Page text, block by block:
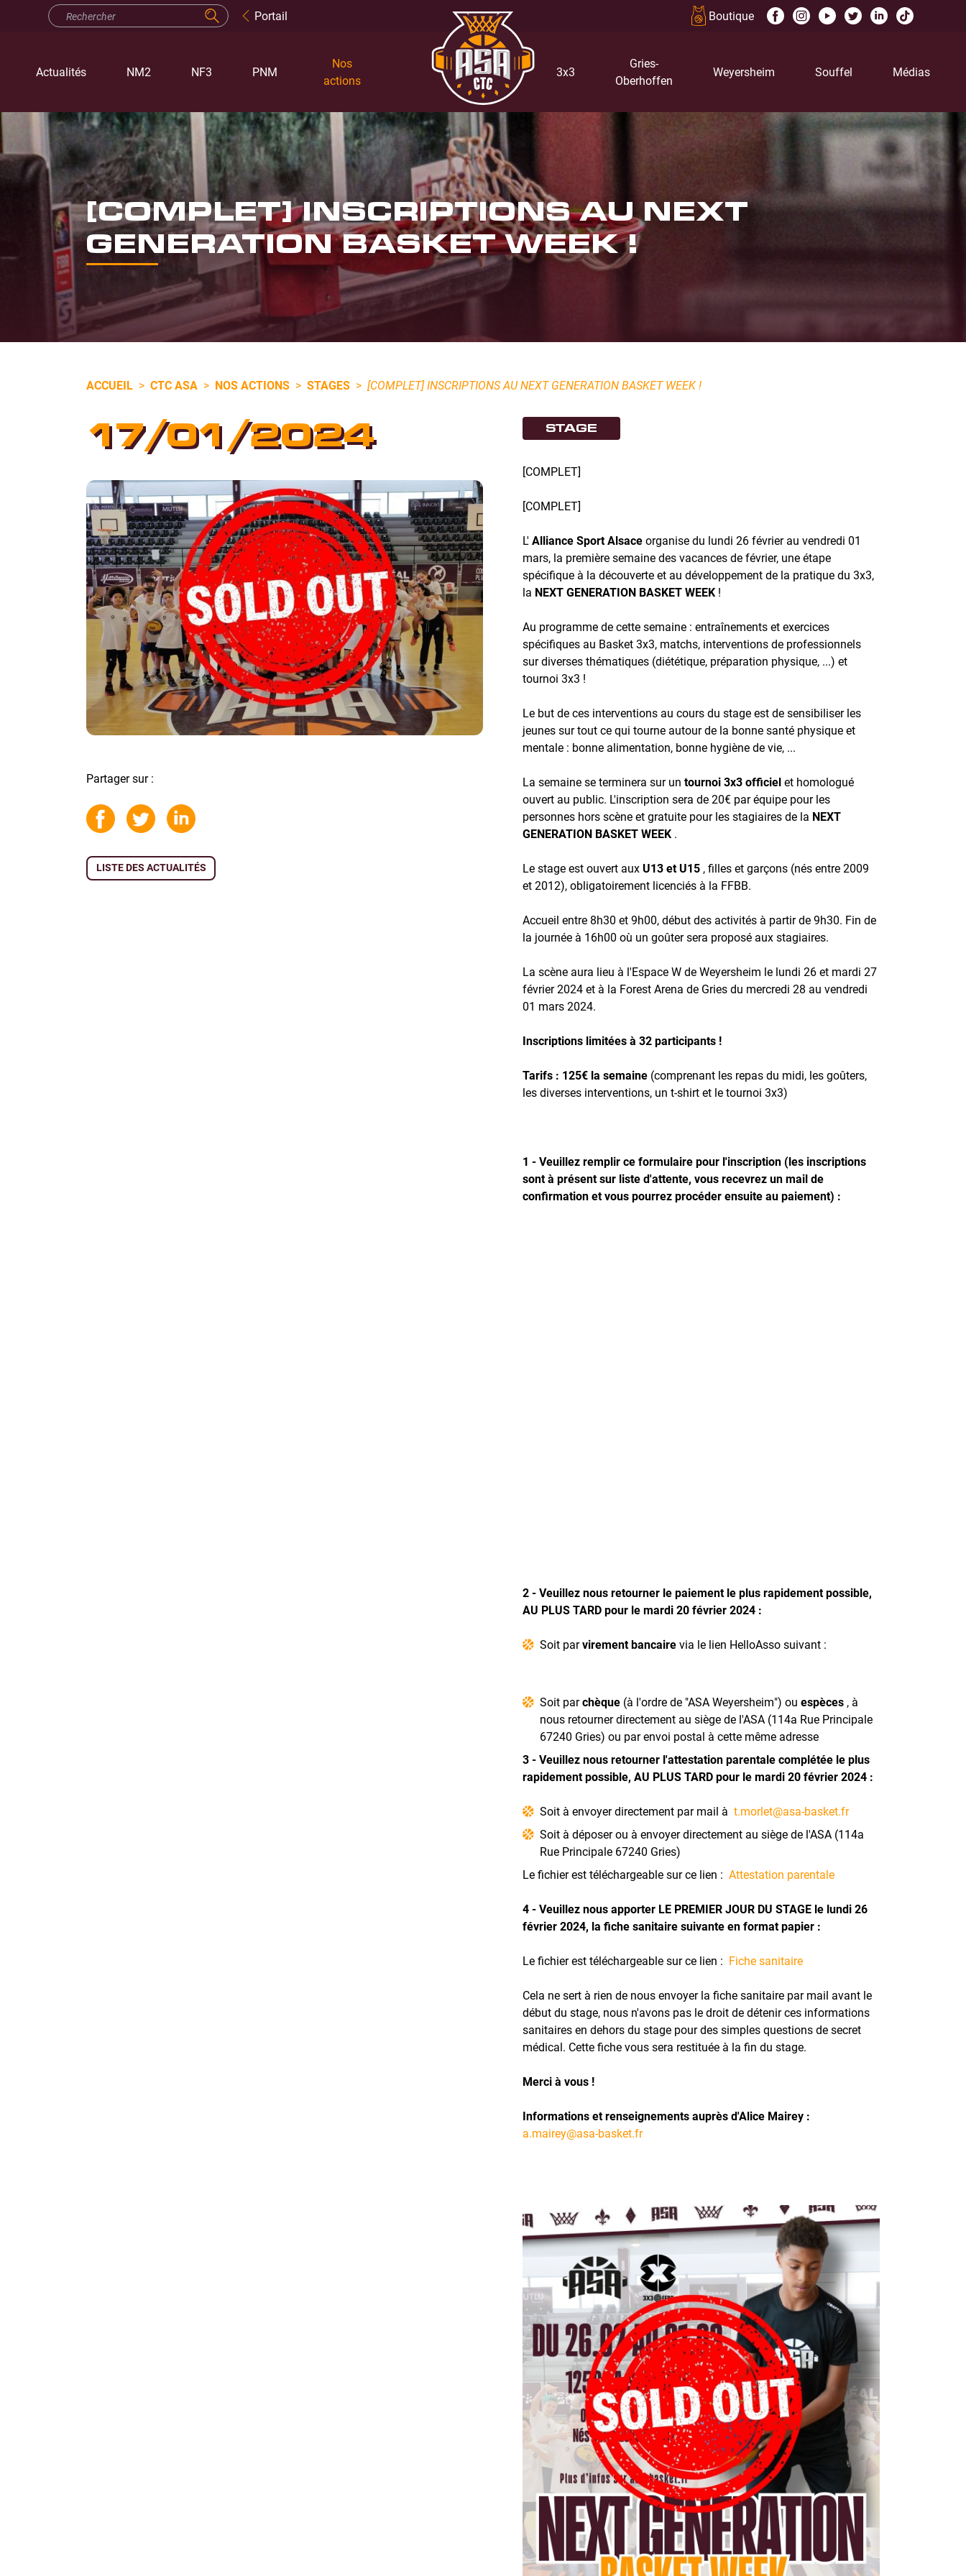
Portail Boutique
Actualités NM2 NF3 PNM
Nos
actions
3x3
Gries-
Oberhoffen
Weyersheim Souffel Médias
[COMPLET] INSCRIPTIONS AU NEXT
GENERATION BASKET WEEK !
ACCUEIL > CTC ASA > NOS ACTIONS > STAGES > [COMPLET] INSCRIPTIONS AU NEXT GENERATION BASKET WEEK !
17/01/2024
Partager sur :
LISTE DES ACTUALITÉS
STAGE
[COMPLET]
[COMPLET]
L'Alliance Sport Alsaceorganise du lundi 26 février au vendredi 01
mars, la première semaine des vacances de février, une étape
spécifique à la découverte et au développement de la pratique du 3x3,
la NEXT GENERATION BASKET WEEK !
Au programme de cette semaine : entraînements et exercices
spécifiques au Basket 3x3, matchs, interventions de professionnels
sur diverses thématiques (diététique, préparation physique, ...) et
tournoi 3x3 !
Le but de ces interventions au cours du stage est de sensibiliser les
jeunes sur tout ce qui tourne autour de la bonne santé physique et
mentale : bonne alimentation, bonne hygiène de vie, ...
La semaine se terminera sur untournoi 3x3 officielet homologué
ouvert au public. L'inscription sera de 20€ par équipe pour les
personnes hors scène et gratuite pour les stagiaires de la NEXT
GENERATION BASKET WEEK .
Le stage est ouvert auxU13 et U15 , filles et garçons (nés entre 2009
et 2012), obligatoirement licenciés à la FFBB.
Accueil entre 8h30 et 9h00, début des activités à partir de 9h30. Fin de
la journée à 16h00 où un goûter sera proposé aux stagiaires.
La scène aura lieu à l'Espace W de Weyersheim le lundi 26 et mardi 27
février 2024 et à la Forest Arena de Gries du mercredi 28 au vendredi
01 mars 2024.
Inscriptions limitées à 32 participants !
Tarifs : 125€ la semaine (comprenant les repas du midi, les goûters,
les diverses interventions, un t-shirt et le tournoi 3x3)
1 - Veuillez remplir ce formulaire pour l'inscription (les inscriptions
sont à présent sur liste d'attente, vous recevrez un mail de
confirmation et vous pourrez procéder ensuite au paiement) :
2 - Veuillez nous retourner le paiement le plus rapidement possible,
AU PLUS TARD pour le mardi 20 février 2024 :
Soit parvirement bancairevia le lien HelloAsso suivant :
Soit parchèque (à l'ordre de "ASA Weyersheim") ouespèces , à
nous retourner directement au siège de l'ASA (114a Rue Principale
67240 Gries) ou par envoi postal à cette même adresse
3 - Veuillez nous retourner l'attestation parentale complétée le plus
rapidement possible, AU PLUS TARD pour le mardi 20 février 2024 :
Soit à envoyer directement par mail àt.morlet@asa-basket.fr
Soit à déposer ou à envoyer directement au siège de l'ASA (114a
Rue Principale 67240 Gries)
Le fichier est téléchargeable sur ce lien :Attestation parentale
4 - Veuillez nous apporter LE PREMIER JOUR DU STAGE le lundi 26
février 2024, la fiche sanitaire suivante en format papier :
Le fichier est téléchargeable sur ce lien : Fiche sanitaire
Cela ne sert à rien de nous envoyer la fiche sanitaire par mail avant le
début du stage, nous n'avons pas le droit de détenir ces informations
sanitaires en dehors du stage pour des simples questions de secret
médical. Cette fiche vous sera restituée à la fin du stage.
Merci à vous !
Informations et renseignements auprès d'Alice Mairey :
a.mairey@asa-basket.fr